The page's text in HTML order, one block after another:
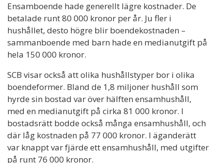
Ensamboende hade generellt lägre kostnader. De
betalade runt 80 000 kronor per år. Ju fler i
hushållet, desto högre blir boendekostnaden –
sammanboende med barn hade en medianutgift på
hela 150 000 kronor.
SCB visar också att olika hushållstyper bor i olika
boendeformer. Bland de 1,8 miljoner hushåll som
hyrde sin bostad var över hälften ensamhushåll,
med en medianutgift på cirka 81 000 kronor. I
bostadsrätt bodde också många ensamhushåll, och
där låg kostnaden på 77 000 kronor. I äganderätt
var knappt var fjärde ett ensamhushåll, med utgifter
på runt 76 000 kronor.